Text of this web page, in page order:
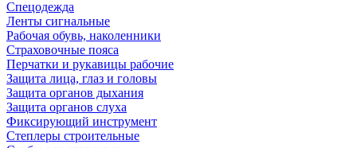
Спецодежда
Ленты сигнальные
Рабочая обувь, наколенники
Страховочные пояса
Перчатки и рукавицы рабочие
Защита лица, глаз и головы
Защита органов дыхания
Защита органов слуха
Фиксирующий инструмент
Степлеры строительные